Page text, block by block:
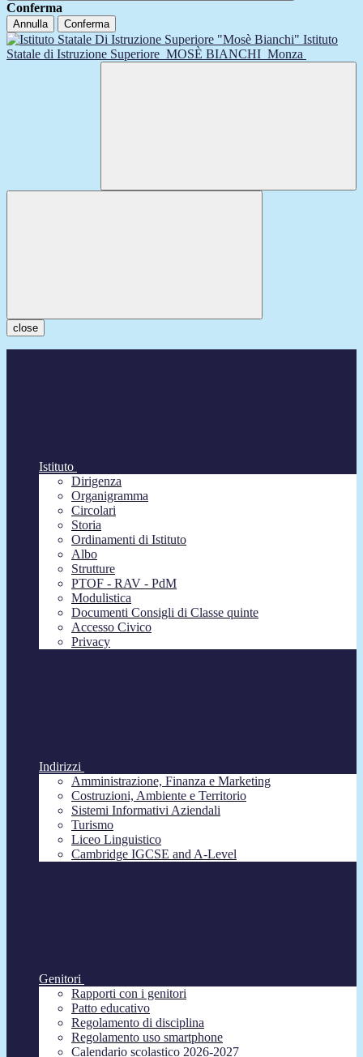
Conferma
Annulla Conferma
Istituto
Statale di Istruzione Superiore MOSÈ BIANCHI Monza
close
Istituto
Dirigenza
Organigramma
Circolari
Storia
Ordinamenti di Istituto
Albo
Strutture
PTOF - RAV - PdM
Modulistica
Documenti Consigli di Classe quinte
Accesso Civico
Privacy
Indirizzi
Amministrazione, Finanza e Marketing
Costruzioni, Ambiente e Territorio
Sistemi Informativi Aziendali
Turismo
Liceo Linguistico
Cambridge IGCSE and A-Level
Genitori
Rapporti con i genitori
Patto educativo
Regolamento di disciplina
Regolamento uso smartphone
Calendario scolastico 2026-2027